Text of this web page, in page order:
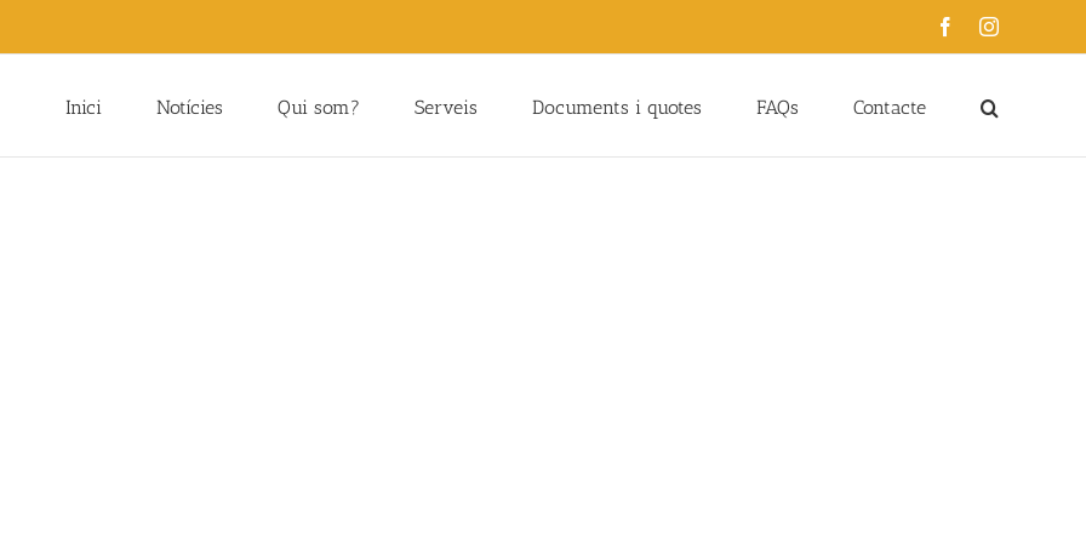
FacebookInstagram
Inici Notícies Qui som? Serveis Documents i quotes FAQs Contacte